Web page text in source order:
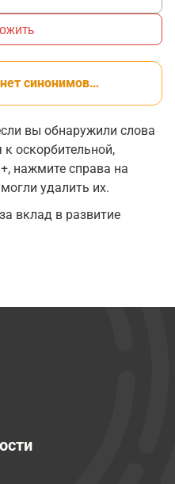
синонимов…
вы обнаружили слова
оскорбительной,
нажмите справа на
удалить их.
вклад в развитие